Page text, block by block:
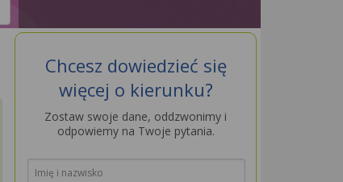
Chcesz dowiedzieć się
więcej o kierunku?
Zostaw swoje dane, oddzwonimy i
odpowiemy na Twoje pytania.